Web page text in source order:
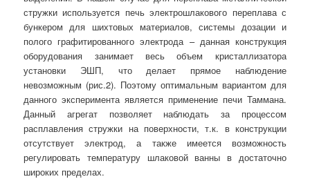
стружки используется печь электрошлакового переплава с
бункером для шихтовых материалов, системы дозации и
полого графитированного электрода – данная конструкция
оборудования занимает весь объем кристаллизатора
установки ЭШП, что делает прямое наблюдение
невозможным (рис.2). Поэтому оптимальным вариантом для
данного эксперимента является применение печи Таммана.
Данный агрегат позволяет наблюдать за процессом
расплавления стружки на поверхности, т.к. в конструкции
отсутствует электрод, а также имеется возможность
регулировать температуру шлаковой ванны в достаточно
широких пределах.